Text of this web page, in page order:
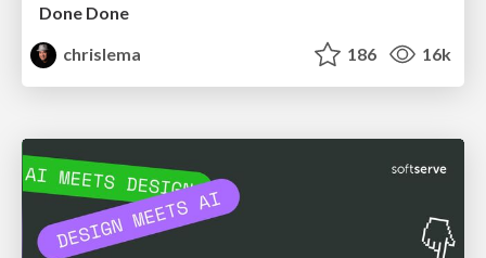
Done Done
chrislema
186 16k